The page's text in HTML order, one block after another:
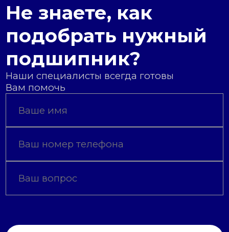
Не знаете, как
подобрать нужный
подшипник?
Наши специалисты всегда готовы
Вам помочь